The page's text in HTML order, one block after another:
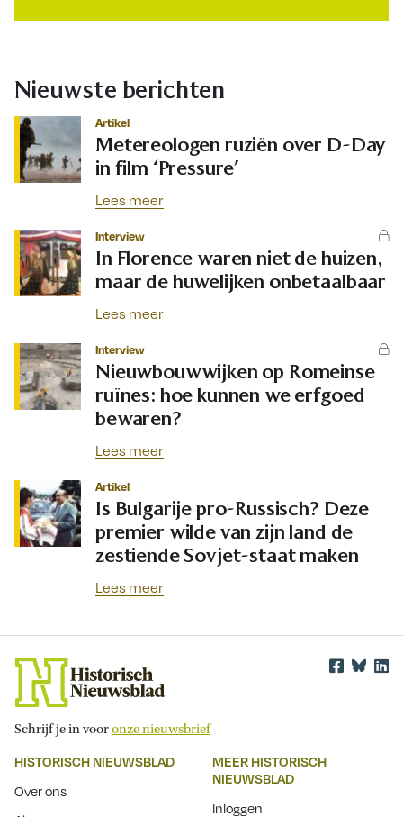
Nieuwste berichten
Artikel
Metereologen ruziën over D-Day
in film ‘Pressure’
Lees meer
Interview
In Florence waren niet de huizen,
maar de huwelijken onbetaalbaar
Lees meer
Interview
Nieuwbouwwijken op Romeinse
ruïnes: hoe kunnen we erfgoed
bewaren?
Lees meer
Artikel
Is Bulgarije pro-Russisch? Deze
premier wilde van zijn land de
zestiende Sovjet-staat maken
Lees meer
Schrijf je in vooronze nieuwsbrief
HISTORISCH NIEUWSBLAD
Over ons
MEER HISTORISCH
NIEUWSBLAD
Inloggen